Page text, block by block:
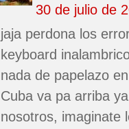
30 de julio de
jaja perdona los
keyboard
nada de papelazo
Cuba va pa arriba
nosotros, imaginate